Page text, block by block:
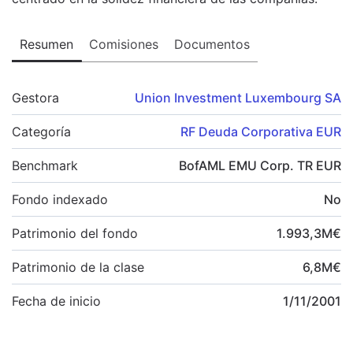
Resumen Comisiones Documentos
Gestora Union Investment Luxembourg SA
Categoría RF Deuda Corporativa EUR
Benchmark BofAML EMU Corp. TR EUR
Fondo indexado No
Patrimonio del fondo 1.993,3M€
Patrimonio de la clase 6,8M€
Fecha de inicio 1/11/2001